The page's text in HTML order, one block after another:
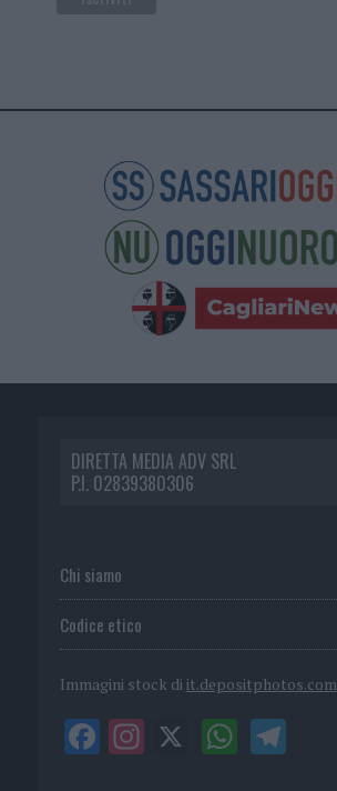
DIRETTA MEDIA ADV SRL
P.I. 02839380306
Chi siamo
Codice etico
Immagini stock di it.depositphotos.com